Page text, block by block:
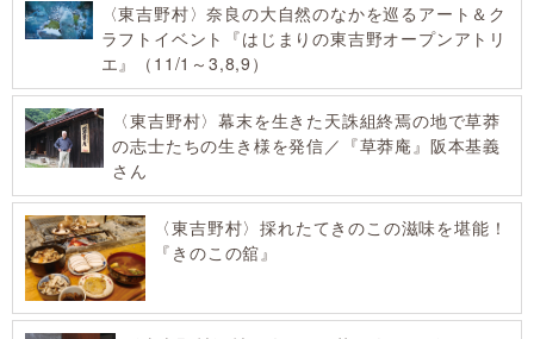
〈東吉野村〉奈良の大自然のなかを巡るアート＆ク
ラフトイベント『はじまりの東吉野オープンアトリ
エ』（11/1～3,8,9）
〈東吉野村〉幕末を生きた天誅組終焉の地で草莽
の志士たちの生き様を発信／『草莽庵』阪本基義
さん
〈東吉野村〉採れたてきのこの滋味を堪能！
『きのこの舘』